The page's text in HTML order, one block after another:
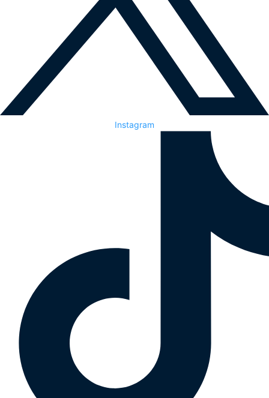
Instagram